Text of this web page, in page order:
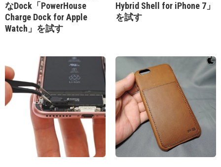
なDock「PowerHouse
Charge Dock for Apple
Watch」を試す
Hybrid Shell for iPhone 7」
を試す